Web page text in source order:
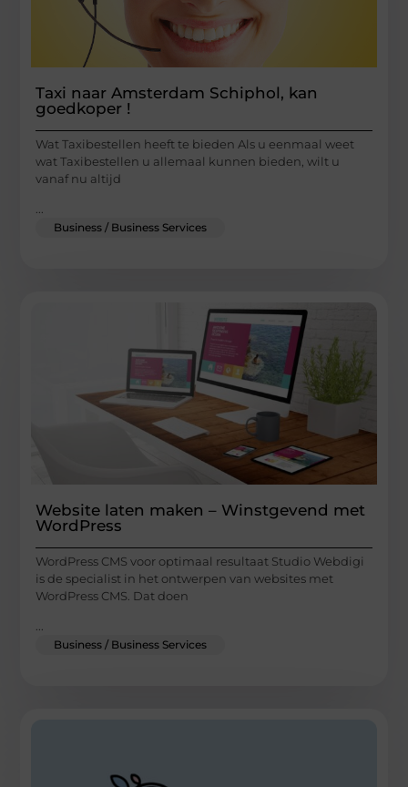
Taxi naar Amsterdam Schiphol, kan
goedkoper !
Wat Taxibestellen heeft te bieden Als u eenmaal weet
wat Taxibestellen u allemaal kunnen bieden, wilt u
vanaf nu altijd
Business / Business Services
Website laten maken – Winstgevend met
WordPress
WordPress CMS voor optimaal resultaat Studio Webdigi
is de specialist in het ontwerpen van websites met
WordPress CMS. Dat doen
...
Business / Business Services